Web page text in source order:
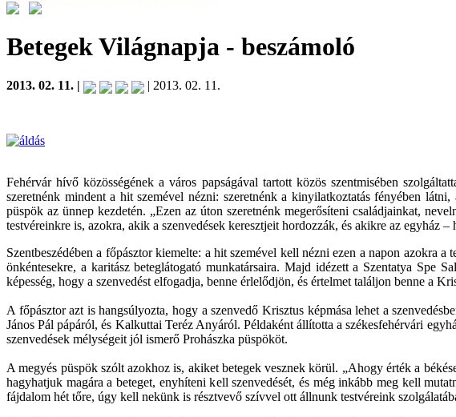
Betegek Világnapja - beszámoló
2013. 02. 11. | | 2013. 02. 11.
Fehérvár hívő közösségének a város papságával tartott közös szentmisében
szeretnénk mindent a hit szemével nézni: szeretnénk a kinyilatkoztatás fényében
püspök az ünnep kezdetén. „Ezen az úton szeretnénk megerősíteni családjainkat,
testvéreinkre is, azokra, akik a szenvedések keresztjeit hordozzák, és akikre az egyház
Szentbeszédében a főpásztor kiemelte: a hit szemével kell nézni ezen a napon azokra
önkéntesekre, a karitász beteglátogató munkatársaira. Majd idézett a Szentatya Spe
képesség, hogy a szenvedést elfogadja, benne érlelődjön, és értelmet találjon benne a
A főpásztor azt is hangsúlyozta, hogy a szenvedő Krisztus képmása lehet a
János Pál pápáról, és Kalkuttai Teréz Anyáról. Példaként állította a székesfehérvári
szenvedések mélységeit jól ismerő Prohászka püspököt.
A megyés püspök szólt azokhoz is, akiket betegek vesznek körül. „Ahogy érték a
hagyhatjuk magára a beteget, enyhíteni kell szenvedését, és még inkább meg kell
fájdalom hét tőre, úgy kell nekünk is résztvevő szívvel ott állnunk testvéreink